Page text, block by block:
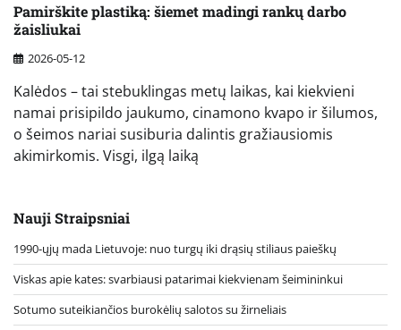
Pamirškite plastiką: šiemet madingi rankų darbo
žaisliukai
2026-05-12
Kalėdos – tai stebuklingas metų laikas, kai kiekvieni
namai prisipildo jaukumo, cinamono kvapo ir šilumos,
o šeimos nariai susiburia dalintis gražiausiomis
akimirkomis. Visgi, ilgą laiką
Nauji Straipsniai
1990-ųjų mada Lietuvoje: nuo turgų iki drąsių stiliaus paieškų
Viskas apie kates: svarbiausi patarimai kiekvienam šeimininkui
Sotumo suteikiančios burokėlių salotos su žirneliais